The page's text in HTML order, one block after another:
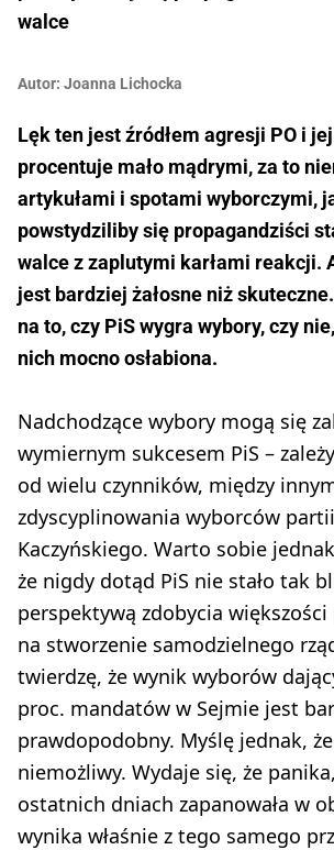
walce
Autor: Joanna Lichocka
Lęk ten jest źródłem agresji PO i
procentuje mało mądrymi, za to
artykułami i spotami wyborczymi,
powstydziliby się propagandziści
walce z zaplutymi karłami reakcji.
jest bardziej żałosne niż
na to, czy PiS wygra wybory, czy
nich mocno osłabiona.
Nadchodzące wybory mogą się
wymiernym sukcesem PiS –
od wielu czynników, między
zdyscyplinowania wyborców partii
Kaczyńskiego. Warto sobie
że nigdy dotąd PiS nie stało tak
perspektywą zdobycia większości
na stworzenie samodzielnego
twierdzę, że wynik wyborów
proc. mandatów w Sejmie jest
prawdopodobny. Myślę jednak,
niemożliwy. Wydaje się, że
ostatnich dniach zapanowała w
wynika właśnie z tego samego